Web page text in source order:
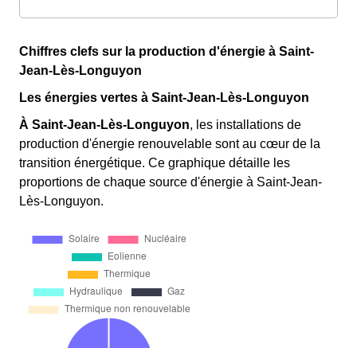
Chiffres clefs sur la production d'énergie à Saint-
Jean-Lès-Longuyon
Les énergies vertes à Saint-Jean-Lès-Longuyon
À Saint-Jean-Lès-Longuyon, les installations de
production d'énergie renouvelable sont au cœur de la
transition énergétique. Ce graphique détaille les
proportions de chaque source d'énergie à Saint-Jean-
Lès-Longuyon.